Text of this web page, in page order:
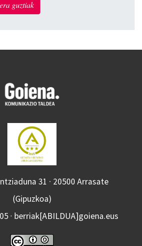
guztiak
31 · 20500 Arrasate
(Gipuzkoa)
· berriak[ABILDUA]goiena.eus